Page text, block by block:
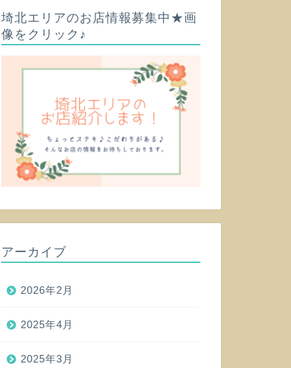
埼北エリアのお店情報募集中★画
像をクリック♪
アーカイブ
2026年2月
2025年4月
2025年3月